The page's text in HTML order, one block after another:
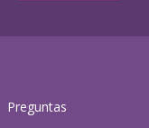
Preguntas